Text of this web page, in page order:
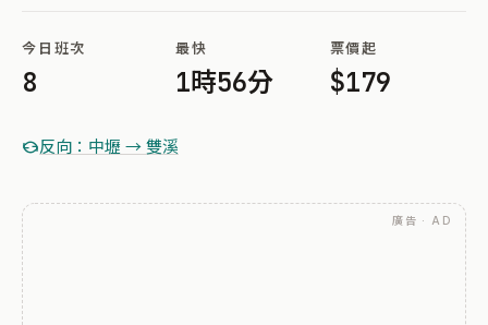
今日班次
8
最快
1時56分
票價起
$179
反向：中壢 → 雙溪
廣告 · AD